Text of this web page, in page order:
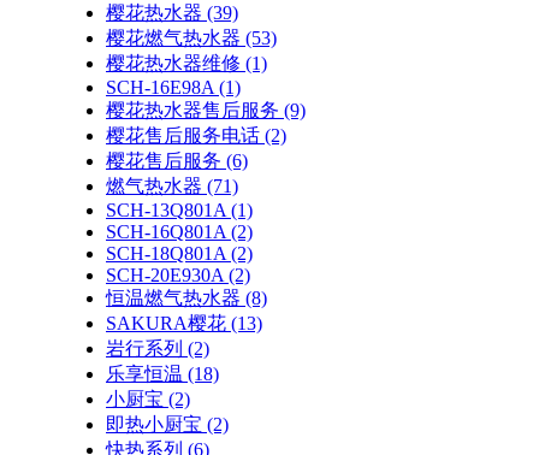
樱花热水器 (39)
樱花燃气热水器 (53)
樱花热水器维修 (1)
SCH-16E98A (1)
樱花热水器售后服务 (9)
樱花售后服务电话 (2)
樱花售后服务 (6)
燃气热水器 (71)
SCH-13Q801A (1)
SCH-16Q801A (2)
SCH-18Q801A (2)
SCH-20E930A (2)
恒温燃气热水器 (8)
SAKURA樱花 (13)
岩行系列 (2)
乐享恒温 (18)
小厨宝 (2)
即热小厨宝 (2)
快热系列 (6)